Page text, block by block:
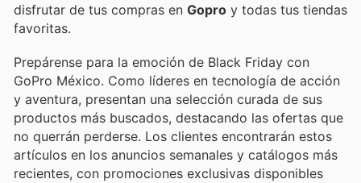
disfrutar de tus compras en Gopro y todas tus tiendas
favoritas.
Prepárense para la emoción de Black Friday con
GoPro México. Como líderes en tecnología de acción
y aventura, presentan una selección curada de sus
productos más buscados, destacando las ofertas que
no querrán perderse. Los clientes encontrarán estos
artículos en los anuncios semanales y catálogos más
recientes, con promociones exclusivas disponibles